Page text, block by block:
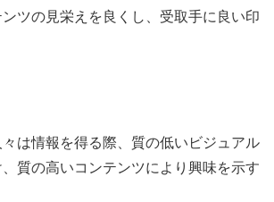
ツの見栄えを良くし、受取手に良い印
は情報を得る際、質の低いビジュアル
質の高いコンテンツにより興味を示す